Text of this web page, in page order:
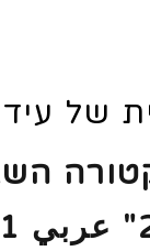
של
عربي 21 (